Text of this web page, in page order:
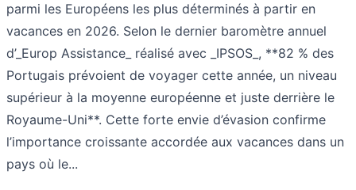
parmi les Européens les plus déterminés à partir en
vacances en 2026. Selon le dernier baromètre annuel
d’_Europ Assistance_ réalisé avec _IPSOS_, **82 % des
Portugais prévoient de voyager cette année, un niveau
supérieur à la moyenne européenne et juste derrière le
Royaume-Uni**. Cette forte envie d’évasion confirme
l’importance croissante accordée aux vacances dans un
pays où le...